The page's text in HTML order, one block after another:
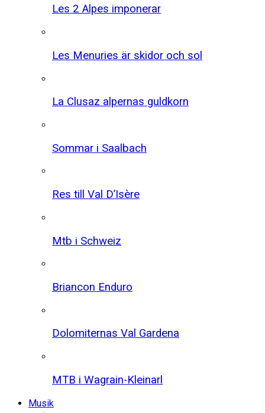
Les 2 Alpes imponerar
Les Menuries är skidor och sol
La Clusaz alpernas guldkorn
Sommar i Saalbach
Res till Val D’Isère
Mtb i Schweiz
Briancon Enduro
Dolomiternas Val Gardena
MTB i Wagrain-Kleinarl
Musik